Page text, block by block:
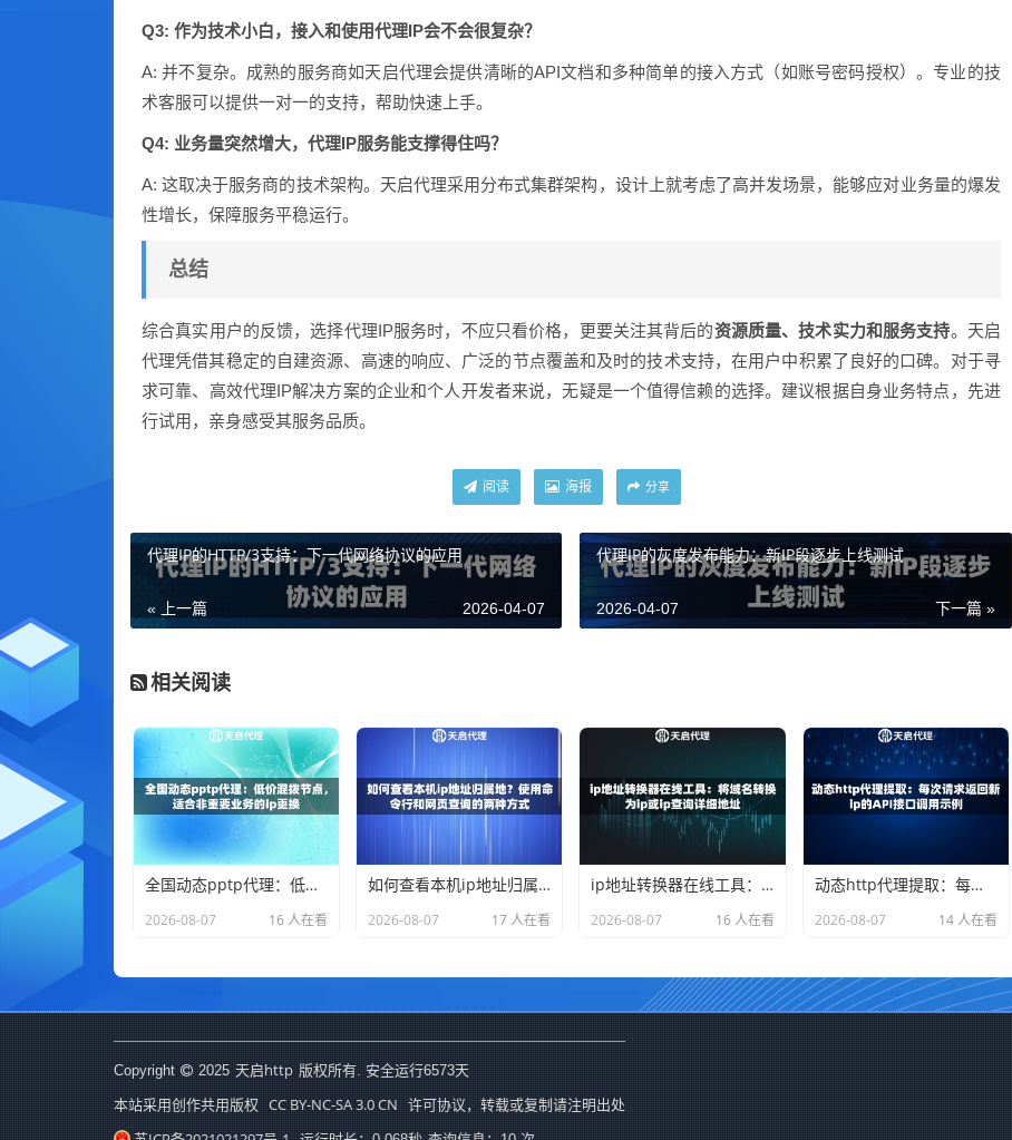
Q3: 作为技术小白，接入和使用代理IP会不会很复杂？
A: 并不复杂。成熟的服务商如天启代理会提供清晰的API文档和多种简单的接入方式（如账号密码授权）。专业的技
术客服可以提供一对一的支持，帮助快速上手。
Q4: 业务量突然增大，代理IP服务能支撑得住吗？
A: 这取决于服务商的技术架构。天启代理采用分布式集群架构，设计上就考虑了高并发场景，能够应对业务量的爆发
性增长，保障服务平稳运行。
总结
综合真实用户的反馈，选择代理IP服务时，不应只看价格，更要关注其背后的资源质量、技术实力和服务支持。天启
代理凭借其稳定的自建资源、高速的响应、广泛的节点覆盖和及时的技术支持，在用户中积累了良好的口碑。对于寻
求可靠、高效代理IP解决方案的企业和个人开发者来说，无疑是一个值得信赖的选择。建议根据自身业务特点，先进
行试用，亲身感受其服务品质。
阅读 海报 分享
代理IP的HTTP/3支持：下一代网络协议的应用
« 上一篇 2026-04-07
代理IP的灰度发布能力：新IP段逐步上线测试
下一篇 »
2026-04-07
相关阅读
全国动态pptp代理：低价混拨节点，适合非重要业务的ip更换
2026-08-07 16 人在看
如何查看本机ip地址归属地？使用命令行和网页查询的两种方式
2026-08-07 17 人在看
ip地址转换器在线工具：将域名转换为ip或ip查询详细地址
2026-08-07 16 人在看
动态http代理提取：每次请求返回新ip的API接口调用示例
2026-08-07 14 人在看
Copyright 2025 天启http 版权所有. 安全运行6573天
本站采用创作共用版权 CC BY-NC-SA 3.0 CN 许可协议，转载或复制请注明出处